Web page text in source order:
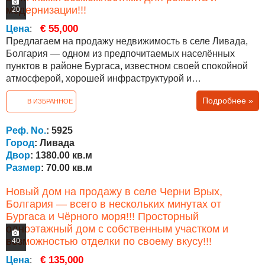
модернизации!!!
20
Цена: € 55,000
Предлагаем на продажу недвижимость в селе Ливада,
Болгария — одном из предпочитаемых населённых
пунктов в районе Бургаса, известном своей спокойной
атмосферой, хорошей инфраструктурой и
международным сообществом иностранных жителей.
Дом имеет жилую площадь 70 кв.м и отличается прочной
конструкцией. Недвижимость предоставляет отличные
возможности для ремонта и модернизации в
соответствии с предпочтениями будущего...
В ИЗБРАННОЕ Подробнее »
Реф. No.: 5925
Город: Ливада
Двор: 1380.00 кв.м
Размер: 70.00 кв.м
Новый дом на продажу в селе Черни Врых,
Болгария — всего в нескольких минутах от
Бургаса и Чёрного моря!!! Просторный
одноэтажный дом с собственным участком и
возможностью отделки по своему вкусу!!!
40
Цена: € 135,000